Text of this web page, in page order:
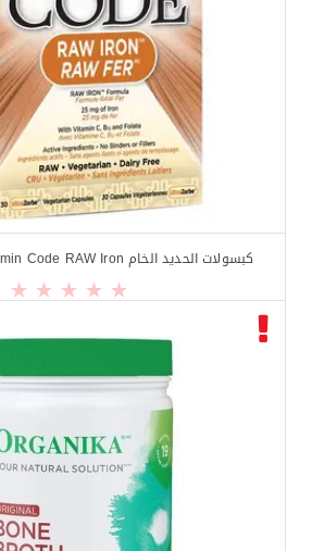
كبسولات الحديد الخام Garden of Life Vitamin Code RAW Iron
$19.99
$16.99